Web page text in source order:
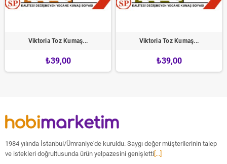
Viktoria Toz Kumaş...
₺39,00
Viktoria Toz Kumaş...
₺39,00
1984 yılında İstanbul/Ümraniye'de kuruldu. Saygı değer müşterilerinin talep
ve istekleri doğrultusunda ürün yelpazesini genişletti [...]